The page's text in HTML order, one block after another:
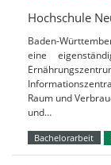
Hochschule
Baden-
eine
Raum und
und…
Bachelorarbeit